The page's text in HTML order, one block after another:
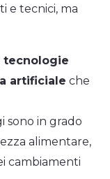
e tecnici, ma
tecnologie
artificiale che
sono in grado
alimentare,
cambiamenti